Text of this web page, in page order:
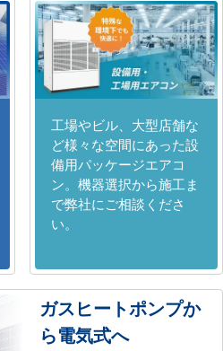
工場やビル、大型店舗な
ど様々な空間にあった設
備用パッケージエアコ
ン。機器選択から施工ま
で弊社にご相談くださ
い。
ガスヒートポンプか
ら電気式へ